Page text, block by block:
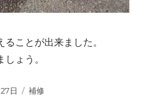
ことが出来ました。
ょう。
日
カ
補修